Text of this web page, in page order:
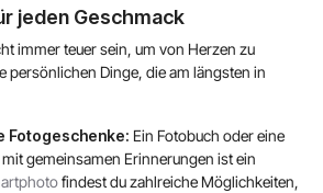
jeden Geschmack
immer teuer sein, um von Herzen zu
persönlichen Dinge, die am längsten in
Fotogeschenke: Ein Fotobuch oder eine
gemeinsamen Erinnerungen ist ein
findest du zahlreiche Möglichkeiten,